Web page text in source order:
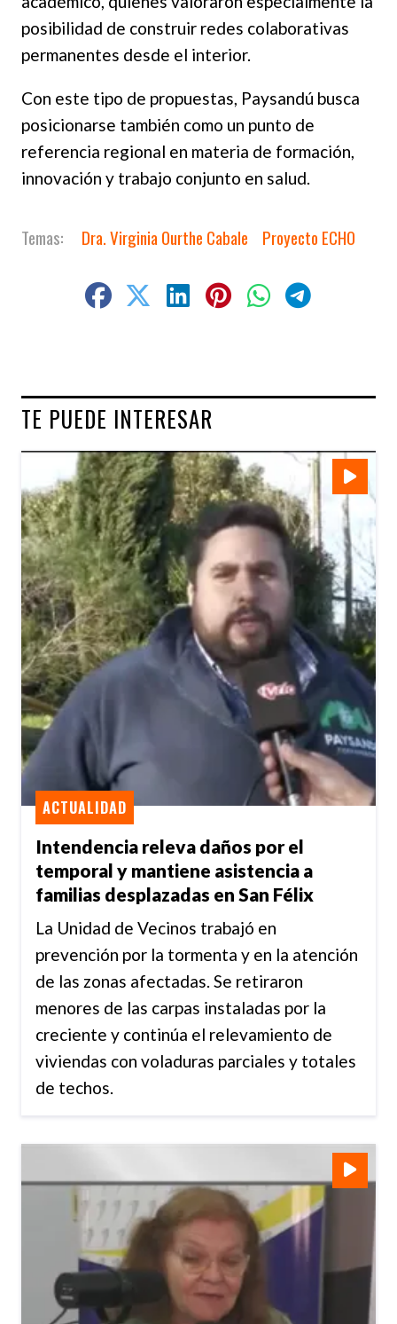
posibilidad de construir redes colaborativas
permanentes desde el interior.
Con este tipo de propuestas, Paysandú busca
posicionarse también como un punto de
referencia regional en materia de formación,
innovación y trabajo conjunto en salud.
Dra. Virginia Ourthe Cabale Proyecto ECHO
TE PUEDE INTERESAR
Intendencia releva daños por el
temporal y mantiene asistencia a
familias desplazadas en San Félix
ACTUALIDAD
La Unidad de Vecinos trabajó en
prevención por la tormenta y en la atención
de las zonas afectadas. Se retiraron
menores de las carpas instaladas por la
creciente y continúa el relevamiento de
viviendas con voladuras parciales y totales
de techos.